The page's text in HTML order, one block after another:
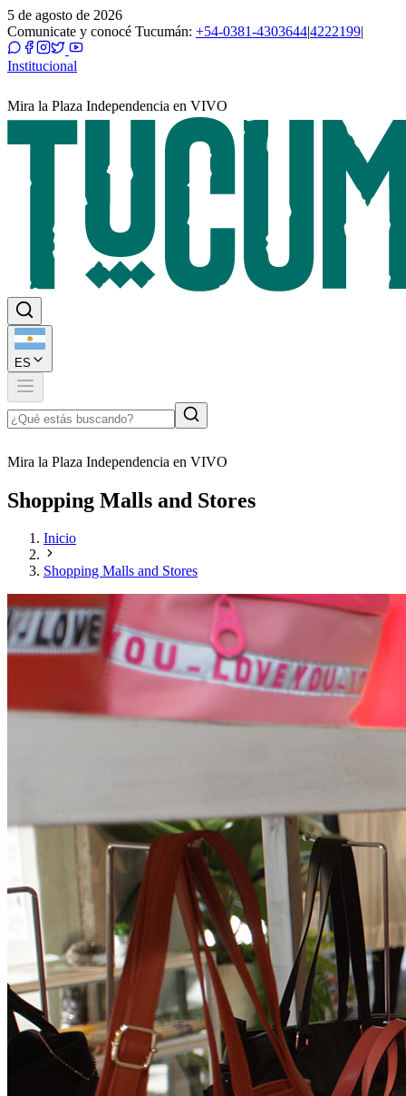
5 de agosto de 2026
Comunicate y conocé Tucumán: +54-0381-4303644|4222199|
Institucional
Mira la Plaza Independencia en VIVO
ES
Mira la Plaza Independencia en VIVO
Shopping Malls and Stores
Inicio
Shopping Malls and Stores